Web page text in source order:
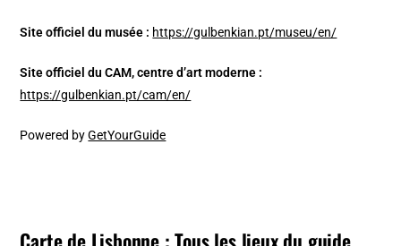
Site officiel du musée : https://gulbenkian.pt/museu/en/
Site officiel du CAM, centre d’art moderne :
https://gulbenkian.pt/cam/en/
Powered byGetYourGuide